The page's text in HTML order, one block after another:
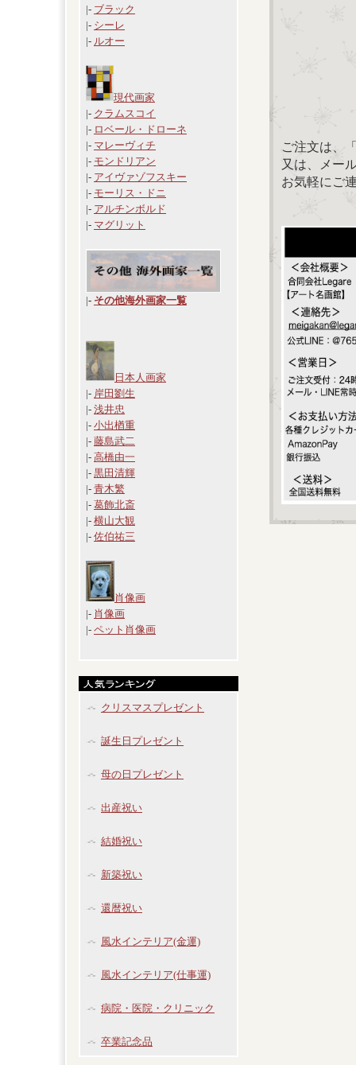
|- ブラック
|- シーレ
|- ルオー
現代画家
|- クラムスコイ
|- ロベール・ドローネ
|- マレーヴィチ
|- モンドリアン
|- アイヴァゾフスキー
|- モーリス・ドニ
|- アルチンボルド
|- マグリット
|- その他海外画家一覧
日本人画家
|- 岸田劉生
|- 浅井忠
|- 小出楢重
|- 藤島武二
|- 高橋由一
|- 黒田清輝
|- 青木繁
|- 葛飾北斎
|- 横山大観
|- 佐伯祐三
肖像画
|- 肖像画
|- ペット肖像画
クリスマスプレゼント
誕生日プレゼント
母の日プレゼント
出産祝い
結婚祝い
新築祝い
還暦祝い
風水インテリア(金運)
風水インテリア(仕事運)
病院・医院・クリニック
卒業記念品
ご注文は、
又は、メー
お気軽にご